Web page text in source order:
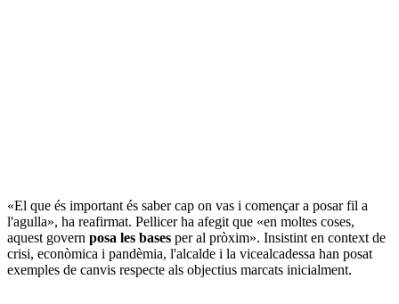
«El que és important és saber cap on vas i començar a posar fil a
l'agulla», ha reafirmat. Pellicer ha afegit que «en moltes coses,
aquest govern posa les bases per al pròxim». Insistint en context de
crisi, econòmica i pandèmia, l'alcalde i la vicealcadessa han posat
exemples de canvis respecte als objectius marcats inicialment.